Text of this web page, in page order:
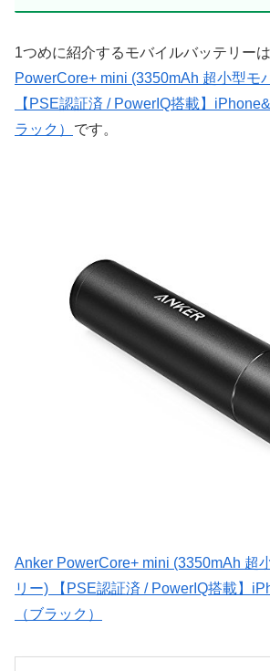
1つめに紹介するモバイルバッテリーは
PowerCore+ mini (3350mAh 超小型モ
【PSE認証済 / PowerIQ搭載】
ラック）
です。
Anker PowerCore+ mini (3350mAh 超
リー) 【PSE認証済 / PowerIQ搭載】
（ブラック）